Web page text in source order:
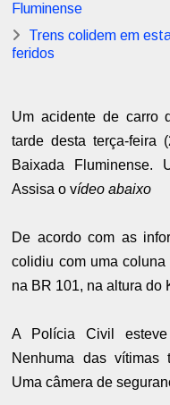
Fluminense
Trens colidem em
feridos
Um acidente de carro
tarde desta terça-feira
Baixada Fluminense.
Assisa o vídeo abaixo
De acordo com as
colidiu com uma
na BR 101, na altura do
A Polícia Civil
Nenhuma das vítimas
Uma câmera de